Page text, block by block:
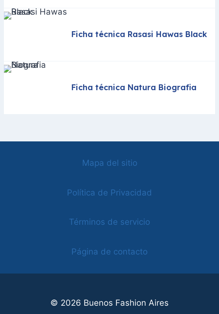
Ficha técnica Rasasi Hawas Black
Ficha técnica Natura Biografia
Mapa del sitio
Política de Privacidad
Términos de servicio
Página de contacto
© 2026 Buenos Fashion Aires